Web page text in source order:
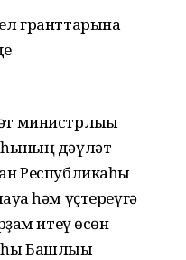
гранттарына
министрлығы
дәүләт
Республикаһы
һәм үҫтереүгә
итеү өсөн
Башлығы